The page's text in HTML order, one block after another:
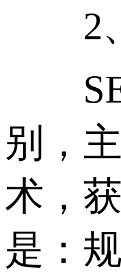
2、
别，
术，
是：